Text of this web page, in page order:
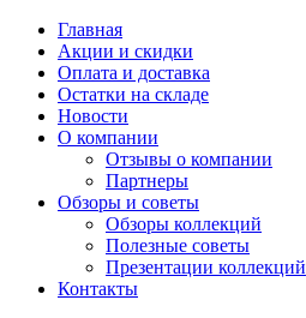
Главная
Акции и скидки
Оплата и доставка
Остатки на складе
Новости
О компании
Отзывы о компании
Партнеры
Обзоры и советы
Обзоры коллекций
Полезные советы
Презентации коллекций
Контакты